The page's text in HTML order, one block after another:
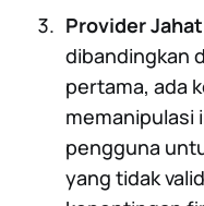
Provider Jahat
dibandingkan
pertama, ada
pengguna
yang tidak